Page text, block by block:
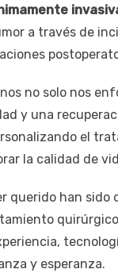
a través de
no solo nos
y una
el
la calidad de
querido han sido
y esperanza.